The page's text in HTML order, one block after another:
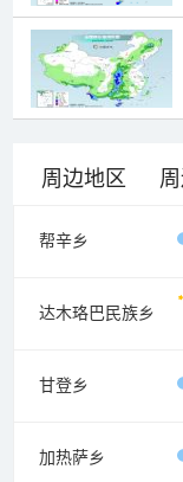
周边地区
帮辛乡
达木珞巴民族乡
甘登乡
加热萨乡